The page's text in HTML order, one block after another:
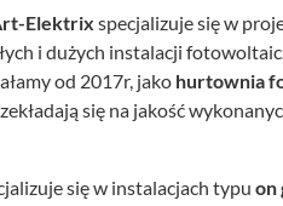
Elektrix specjalizuje się w
i dużych instalacji
od 2017r, jako hurtownia
się na jakość
się w instalacjach typu on